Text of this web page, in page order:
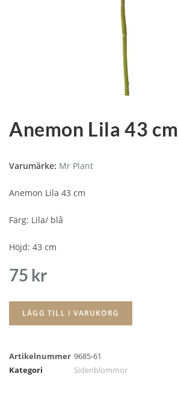
Anemon Lila 43 cm
Varumärke: Mr Plant
Anemon Lila 43 cm
Färg: Lila/ blå
Höjd: 43 cm
75 kr
LÄGG TILL I VARUKORG
Artikelnummer 9685-61
Kategori
Sidenblommor